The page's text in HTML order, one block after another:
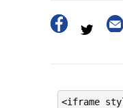
<iframe